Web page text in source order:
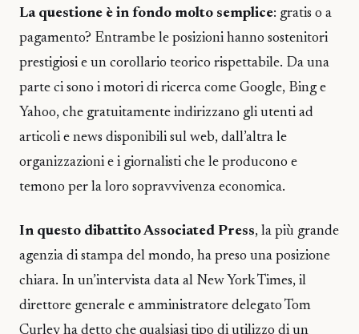
La questione è in fondo molto semplice: gratis o a
pagamento? Entrambe le posizioni hanno sostenitori
prestigiosi e un corollario teorico rispettabile. Da una
parte ci sono i motori di ricerca come Google, Bing e
Yahoo, che gratuitamente indirizzano gli utenti ad
articoli e news disponibili sul web, dall’altra le
organizzazioni e i giornalisti che le producono e
temono per la loro sopravvivenza economica.
In questo dibattito Associated Press, la più grande
agenzia di stampa del mondo, ha preso una posizione
chiara. In un’intervista data al New York Times, il
direttore generale e amministratore delegato Tom
Curley ha detto che qualsiasi tipo di utilizzo di un